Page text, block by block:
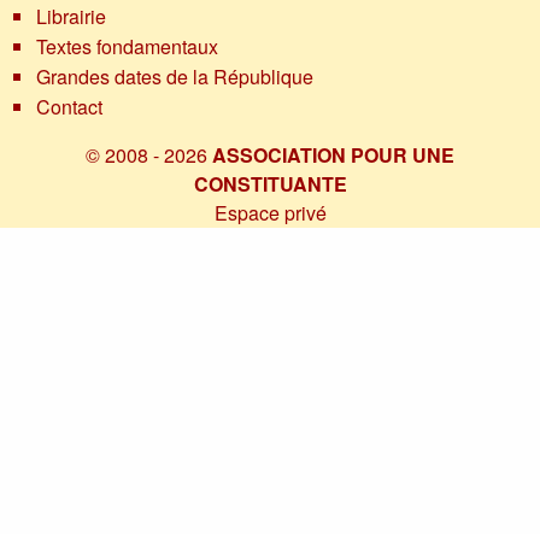
Librairie
Textes fondamentaux
Grandes dates de la République
Contact
© 2008 - 2026ASSOCIATION POUR UNE
CONSTITUANTE
Espace privé